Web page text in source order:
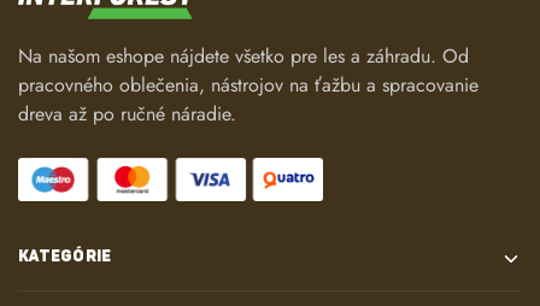
Na našom eshope nájdete všetko pre les a záhradu. Od
pracovného oblečenia, nástrojov na ťažbu a spracovanie
dreva až po ručné náradie.
KATEGÓRIE